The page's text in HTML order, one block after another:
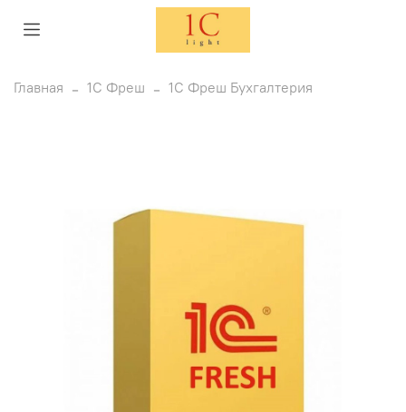
Главная 1С Фреш 1С Фреш Бухгалтерия